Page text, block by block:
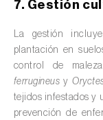
Centeno (
Cerezo (
Chirimoya (
Chirivía (
7. Gestión
La gestión
plantación en
control de
ferrugineusy
tejidos infestados y
prevención de